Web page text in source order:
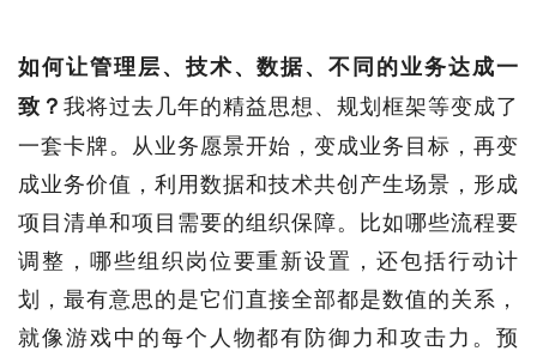
如何让管理层、技术、数据、不同的业务达成一
致？我将过去几年的精益思想、规划框架等变成了
一套卡牌。从业务愿景开始，变成业务目标，再变
成业务价值，利用数据和技术共创产生场景，形成
项目清单和项目需要的组织保障。比如哪些流程要
调整，哪些组织岗位要重新设置，还包括行动计
划，最有意思的是它们直接全部都是数值的关系，
就像游戏中的每个人物都有防御力和攻击力。预